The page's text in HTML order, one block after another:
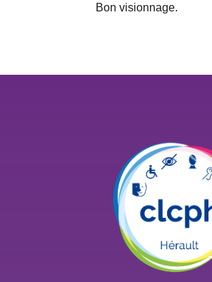
Bon visionnage.